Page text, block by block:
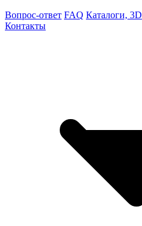
Вопрос-ответ FAQ Каталоги, 3D
Контакты